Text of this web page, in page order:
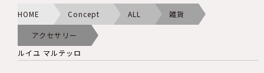
HOME Concept ALL 雑貨
アクセサリー
ルイユ マルテッロ